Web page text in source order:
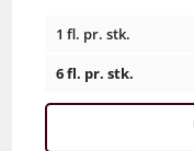
1 fl. pr. stk.
6 fl. pr. stk.